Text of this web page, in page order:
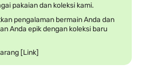
pakaian dan koleksi kami.
pengalaman bermain Anda dan
Anda epik dengan koleksi baru
[Link]